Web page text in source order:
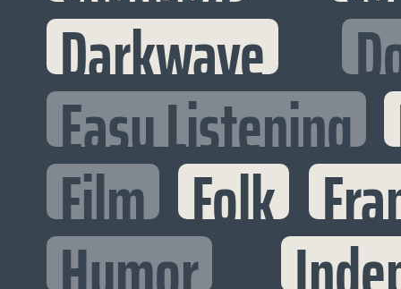
Darkwave
Easy Listening
Film Folk